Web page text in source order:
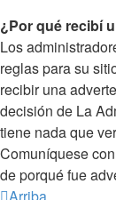
¿Por qué recibí
Los
reglas para su
recibir una
decisión de La
tiene nada que
Comuníquese
de porqué fue